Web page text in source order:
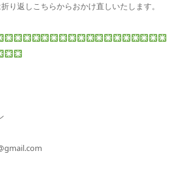
り返しこちらからおかけ直しいたします。